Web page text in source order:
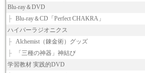
Blu-ray＆DVD
├ Blu-ray＆CD「Perfect CHAKRA」
ハイパーラジオニクス
├ Alchemist（錬金術）グッズ
├
「三種の神器」神結び
学習教材 実践的DVD